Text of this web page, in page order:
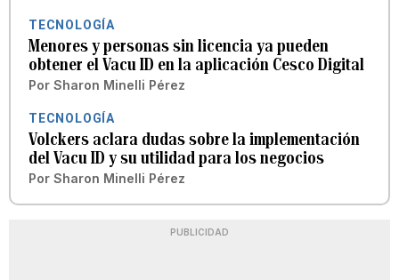
TECNOLOGÍA
Menores y personas sin licencia ya pueden
obtener el Vacu ID en la aplicación Cesco Digital
Por Sharon Minelli Pérez
TECNOLOGÍA
Volckers aclara dudas sobre la implementación
del Vacu ID y su utilidad para los negocios
Por Sharon Minelli Pérez
PUBLICIDAD